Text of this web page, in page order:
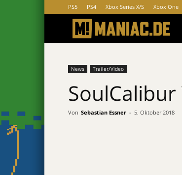
PS5 PS4 Xbox Series X/S Xbox One
News Trailer/Video
Von Sebastian Essner - 5. Oktober 2018